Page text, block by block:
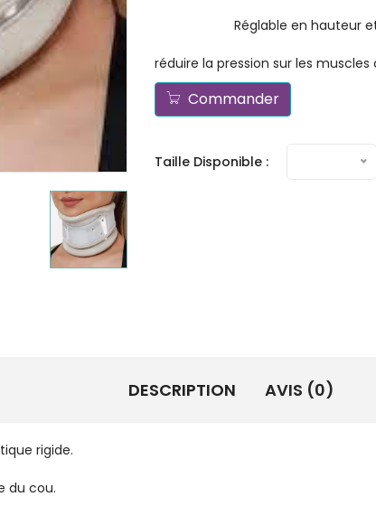
Réglable en hauteur et en
réduire la pression sur les muscles
Commander
Taille Disponible :
DESCRIPTION AVIS (0)
rachis cervical en
la mobilité.
posture naturelle du cou.